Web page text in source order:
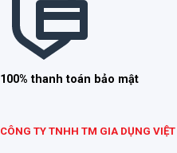
100% thanh toán bảo mật
CÔNG TY TNHH TM GIA DỤNG VIỆT